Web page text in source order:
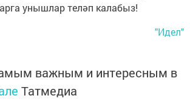
унышлар теләп калабыз!
"Идел"
важным и интересным в
Татмедиа